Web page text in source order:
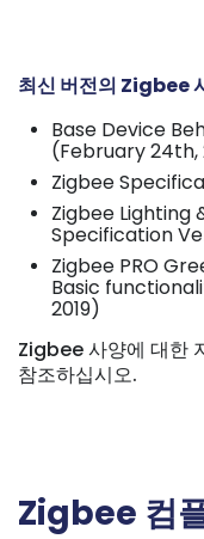
최신 버전의 Zigbee
Base Device
(February 24th,
Zigbee
Zigbee Lighting
Specification
Zigbee PRO
Basic
2019)
Zigbee사양에 대한
참조하십시오.
Zigbee 컴